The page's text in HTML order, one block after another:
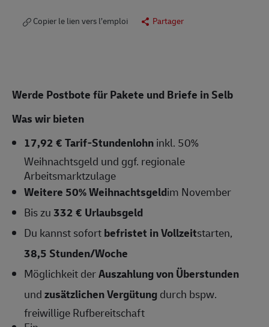
Copier le lien vers l’emploi Partager
Werde Postbote für Pakete und Briefe in Selb
Was wir bieten
17,92 € Tarif-Stundenlohninkl. 50%
Weihnachtsgeld und ggf. regionale
Arbeitsmarktzulage
Weitere 50% Weihnachtsgeldim November
Bis zu332 € Urlaubsgeld
Du kannst sofortbefristet in Vollzeitstarten,
38,5 Stunden/Woche
Möglichkeit derAuszahlung von Überstunden
undzusätzlichen Vergütungdurch bspw.
freiwillige Rufbereitschaft